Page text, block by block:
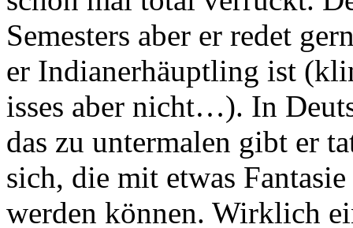
Semesters aber er redet
er Indianerhäuptling ist
isses aber nicht…). In
das zu untermalen gibt er
sich, die mit etwas
werden können. Wirklich